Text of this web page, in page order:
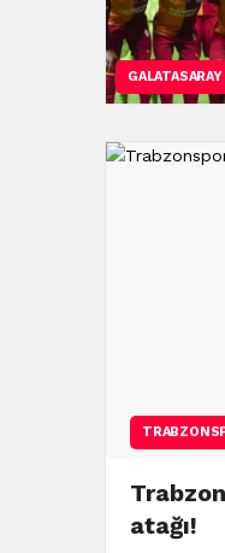
GALATASARAY
atağı!